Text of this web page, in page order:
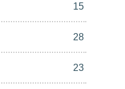
15
28
23